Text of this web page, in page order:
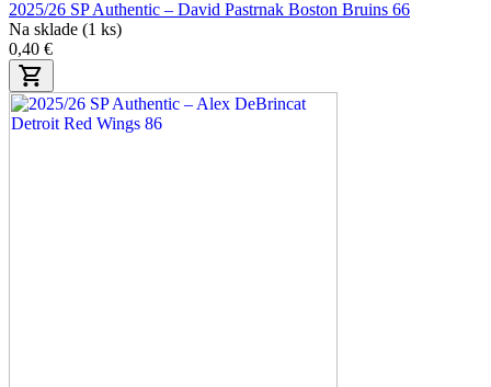
2025/26 SP Authentic – David Pastrnak Boston Bruins 66
Na sklade (1 ks)
0,40 €